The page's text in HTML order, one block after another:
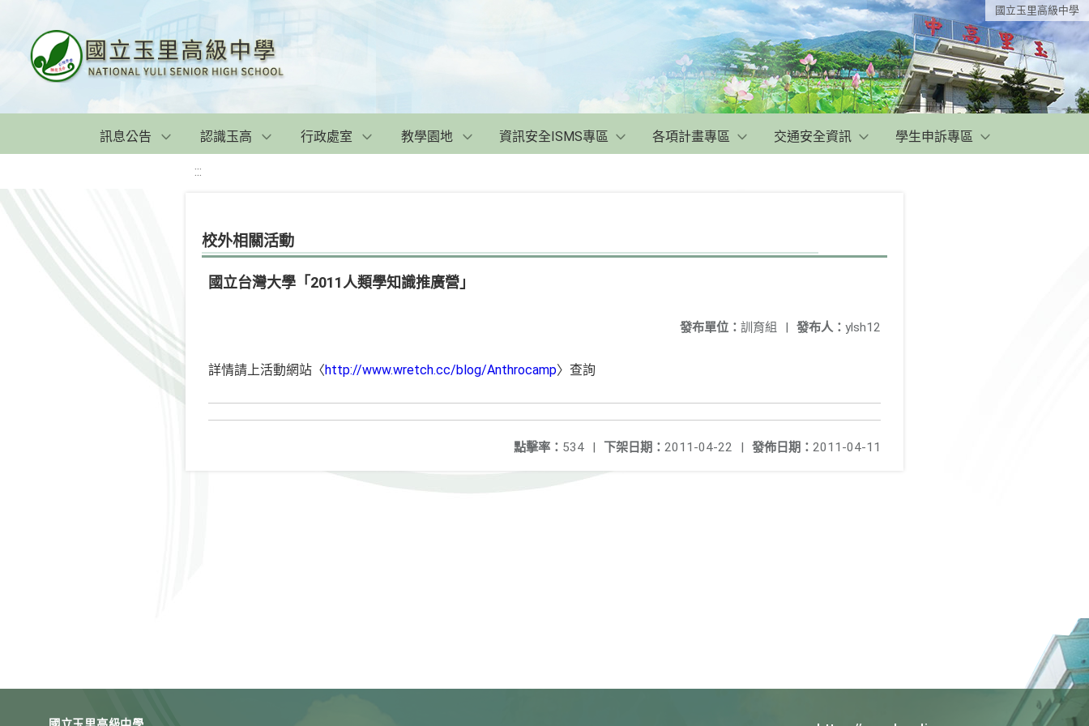
國立玉里高級中學
訊息公告 認識玉高 行政處室 教學園地 資訊安全ISMS專區 各項計畫專區 交通安全資訊 學生申訴專區
:::
校外相關活動
國立台灣大學「2011人類學知識推廣營」
發布人： ylsh12
發布單位： 訓育組 |
詳情請上活動網站〈http://www.wretch.cc/blog/Anthrocamp〉查詢
發佈日期： 2011-04-11
下架日期： 2011-04-22 |
點擊率： 534 |